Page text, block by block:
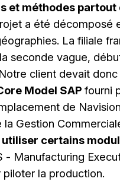
et méthodes partout
a été décomposé
La filiale
seconde vague,
client devait donc
Model SAPfourni
de
la Gestion
certains
- Manufacturing
piloter la production.